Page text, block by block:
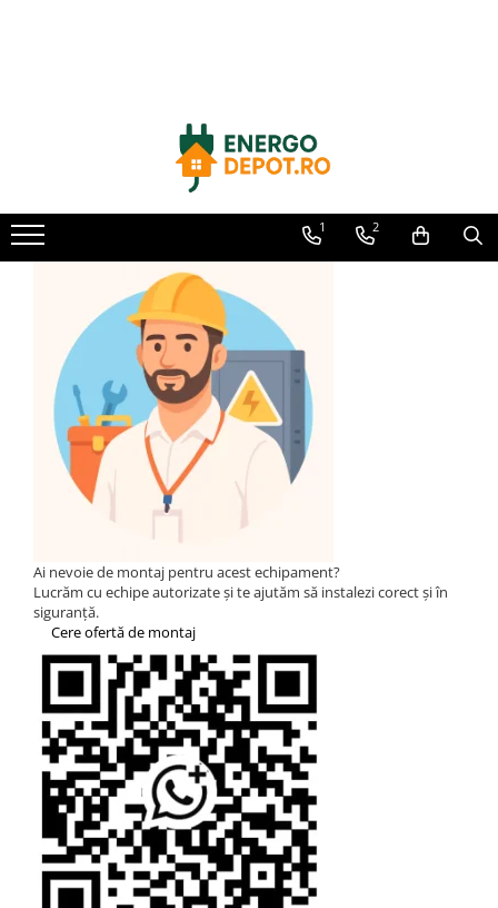
Longi Solar
Optimizatoare panouri
Invertoare
Microinvertoare
Fronius
Accesorii Fronius
Invertoare Hibride Fronius
Invertoare On-Grid Fronius
Statii de reincarcare Fronius
HUAWEI
SMA
Solis
Solplanet
Sungrow
Invertoare Hibrid Sungrow
Invertoare on-grid Sungrow
Statii de reincarcare Sungrow
Victron Energy
MPPT
Accesorii Victron
1 2
Ai nevoie de montaj pentru acest echipament?
Lucrăm cu echipe autorizate și te ajutăm să instalezi corect și în
siguranță.
Cere ofertă de montaj